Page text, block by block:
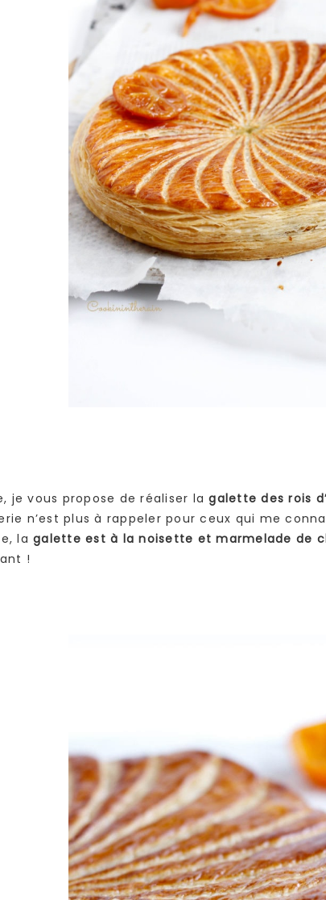
je vous propose de réaliser lagalette des rois
n’est plus à rappeler pour ceux qui me
la galette est à la noisette et marmelade de
!